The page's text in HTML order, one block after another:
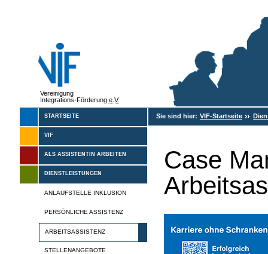
Vereinigung
Integrations-Förderung e.V.
STARTSEITE
VIF
ALS ASSISTENTIN ARBEITEN
DIENSTLEISTUNGEN
ANLAUFSTELLE INKLUSION
PERSÖNLICHE ASSISTENZ
ARBEITSASSISTENZ
STELLENANGEBOTE
Sie sind hier: VIF-Startseite
Case